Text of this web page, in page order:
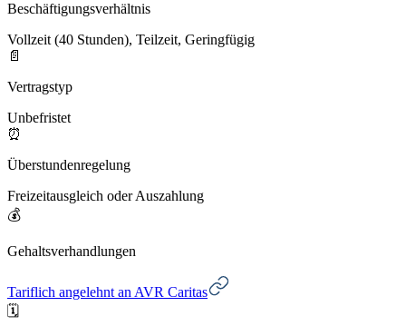
Beschäftigungsverhältnis
Vollzeit (40 Stunden), Teilzeit, Geringfügig
📄
Vertragstyp
Unbefristet
⏰
Überstundenregelung
Freizeitausgleich oder Auszahlung
💰
Gehaltsverhandlungen
Tariflich angelehnt an AVR Caritas
🗓️